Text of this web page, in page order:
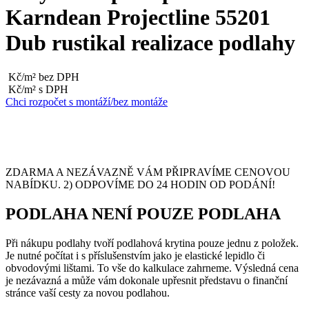
Karndean Projectline 55201
Dub rustikal realizace podlahy
Kč/m² bez DPH
Kč/m² s DPH
Chci rozpočet s montáží/bez montáže
ZDARMA A NEZÁVAZNĚ VÁM PŘIPRAVÍME CENOVOU
NABÍDKU. 2) ODPOVÍME DO 24 HODIN OD PODÁNÍ!
PODLAHA NENÍ POUZE PODLAHA
Při nákupu podlahy tvoří podlahová krytina pouze jednu z položek.
Je nutné počítat i s příslušenstvím jako je elastické lepidlo či
obvodovými lištami. To vše do kalkulace zahrneme. Výsledná cena
je nezávazná a může vám dokonale upřesnit představu o finanční
stránce vaší cesty za novou podlahou.